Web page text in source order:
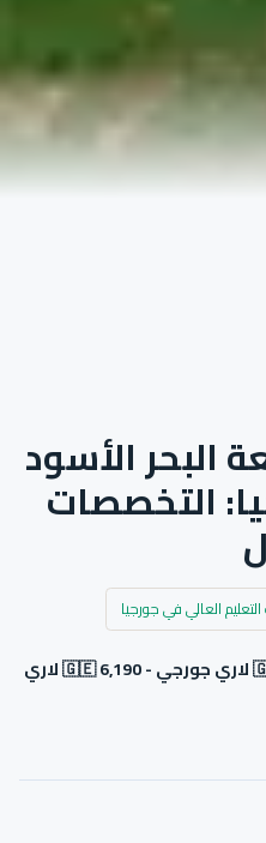
البحر الأسود
التخصصات
العالي في جورجيا
🇬🇪 3,190 لاري جورجي - 🇬🇪 6,190 لاري